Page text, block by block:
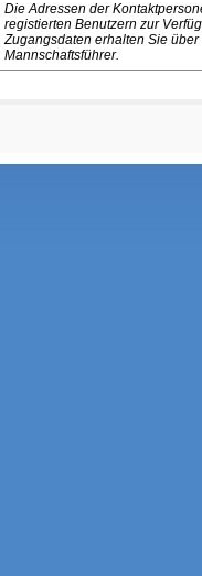
Die Adressen der
registierten Benutzern zur
Zugangsdaten erhalten Sie über
Mannschaftsführer.